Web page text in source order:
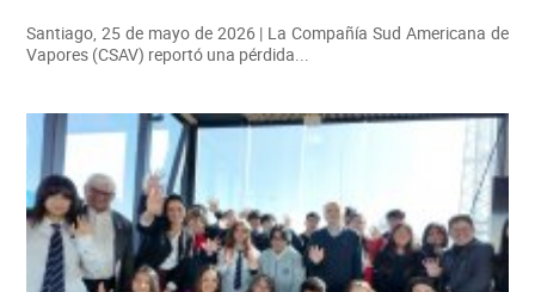
Santiago, 25 de mayo de 2026 | La Compañía Sud Americana de
Vapores (CSAV) reportó una pérdida...